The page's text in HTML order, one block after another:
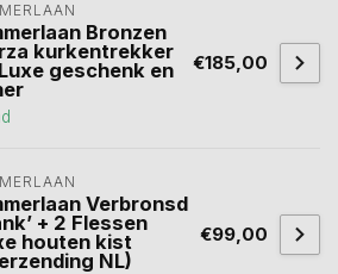
Bronzen
kurkentrekker
geschenk en
€185,00
Verbronsd
+ 2 Flessen
houten kist
NL)
€99,00